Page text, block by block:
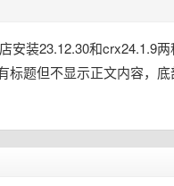
安装23.12.30和crx24.1.9
标题但不显示正文内容，